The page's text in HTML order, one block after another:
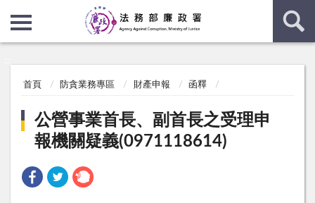
首頁 防貪業務專區 財產申報 函釋
公營事業首長、副首長之受理申
報機關疑義(0971118614)